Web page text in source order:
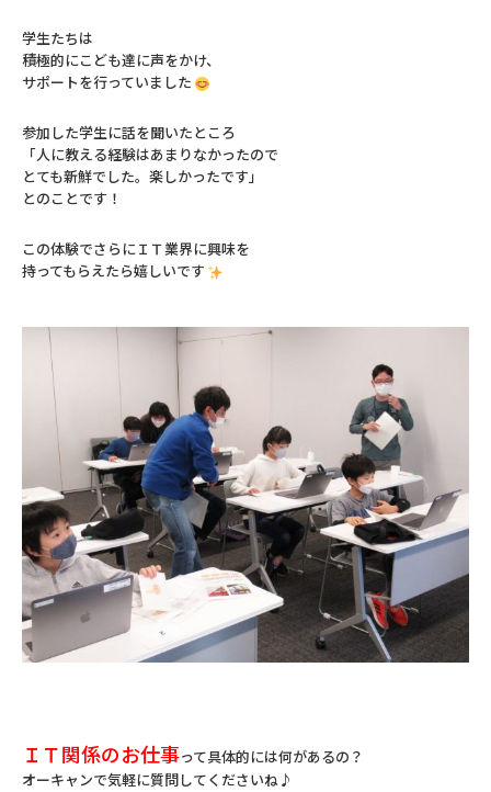
学生たちは
積極的にこども達に声をかけ、
サポートを行っていました
参加した学生に話を聞いたところ
「人に教える経験はあまりなかったので
とても新鮮でした。楽しかったです」
とのことです！
この体験でさらにＩＴ業界に興味を
持ってもらえたら嬉しいです
ＩＴ関係のお仕事って具体的には何があるの？
オーキャンで気軽に質問してくださいね♪